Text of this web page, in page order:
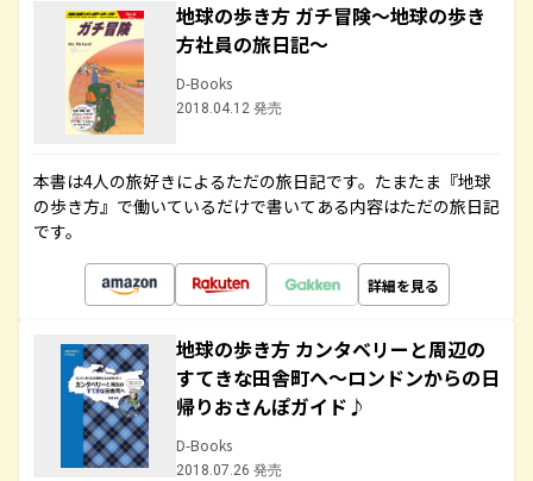
地球の歩き方 ガチ冒険～地球の歩き
方社員の旅日記～
D-Books
2018.04.12 発売
本書は4人の旅好きによるただの旅日記です。たまたま『地球
の歩き方』で働いているだけで書いてある内容はただの旅日記
です。
詳細を見る
地球の歩き方 カンタベリーと周辺の
すてきな田舎町へ～ロンドンからの日
帰りおさんぽガイド♪
D-Books
2018.07.26 発売